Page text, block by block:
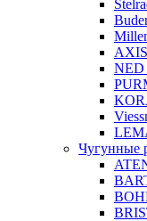
AXIS
NED
Чугунные